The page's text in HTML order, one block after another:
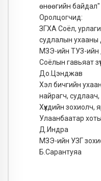
өнөөгийн байдал"
Оролцогчид:
ЗГХА Соёл,
судлалын ухааны
МЗЭ-ийн ТУЗ-ийн
Соёлын гавьяат
До.Цэнджав
Хэл бичгийн
найрагч, судлаач,
Хүүхдийн
Улаанбаатар
Д.Индра
МЗЭ-ийн УЗГ
Б.Сарантуяа